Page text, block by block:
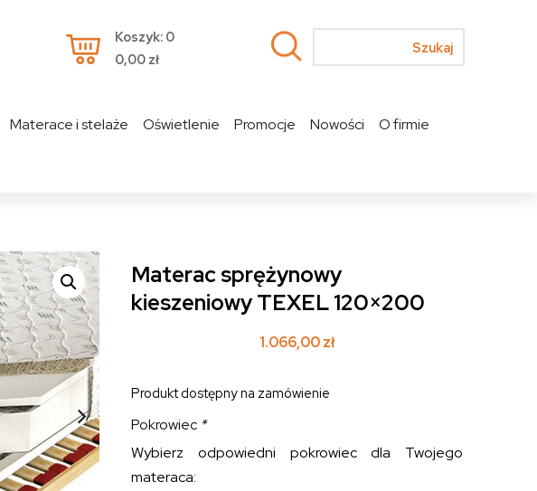
Koszyk: 0
0,00 zł
Materace i stelaże Oświetlenie Promocje Nowości
O firmie
Materac sprężynowy
kieszeniowy TEXEL 120×200
1.066,00zł
Produkt dostępny na zamówienie
Pokrowiec *
Wybierz odpowiedni pokrowiec dla Twojego
materaca: